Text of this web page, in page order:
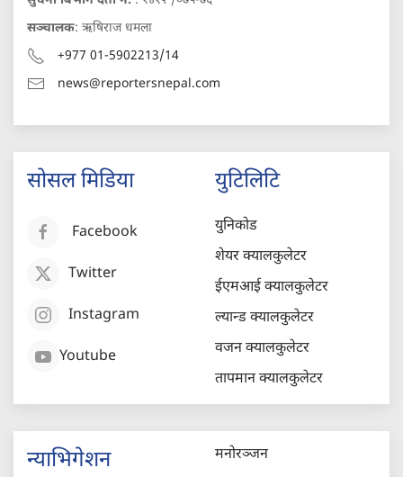
सञ्चालक: ऋषिराज धमला
+977 01-5902213/14
news@reportersnepal.com
सोसल मिडिया
Facebook
Twitter
Instagram
Youtube
युटिलिटि
युनिकोड
शेयर क्यालकुलेटर
ईएमआई क्यालकुलेटर
ल्यान्ड क्यालकुलेटर
वजन क्यालकुलेटर
तापमान क्यालकुलेटर
न्याभिगेशन
मनोरञ्जन